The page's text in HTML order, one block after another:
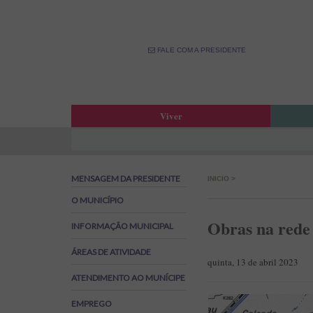
FALE COM A PRESIDENTE
Viver
Boletim Municipal
Agenda Municipal
Oferta Desportiva Municipal
Emprego na Autarquia
MENSAGEM DA PRESIDENTE
O MUNICÍPIO
INFORMAÇÃO MUNICIPAL
ÁREAS DE ATIVIDADE
ATENDIMENTO AO MUNÍCIPE
EMPREGO
INICIO >
Obras na
quinta, 13 de abril 2023